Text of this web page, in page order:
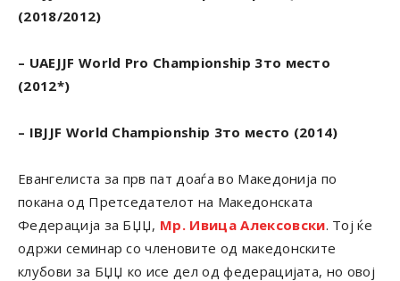
(2018/2012)
– UAEJJF World Pro Championship 3то место
(2012*)
– IBJJF World Championship 3то место (2014)
Евангелиста за прв пат доаѓа во Македонија по
покана од Претседателот на Македонската
Федерација за БЏЏ, Мр. Ивица Алексовски. Тој ќе
одржи семинар со членовите од македонските
клубови за БЏЏ ко исе дел од федерацијата, но овој